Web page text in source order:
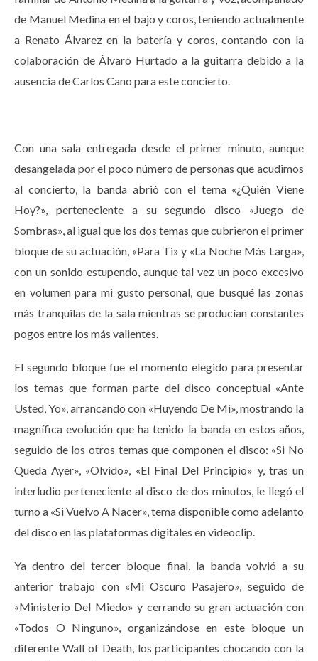
de Manuel Medina en el bajo y coros, teniendo actualmente
a Renato Álvarez en la batería y coros, contando con la
colaboración de Álvaro Hurtado a la guitarra debido a la
ausencia de Carlos Cano para este concierto.
Con una sala entregada desde el primer minuto, aunque
desangelada por el poco número de personas que acudimos
al concierto, la banda abrió con el tema «¿Quién Viene
Hoy?», perteneciente a su segundo disco «Juego de
Sombras», al igual que los dos temas que cubrieron el primer
bloque de su actuación, «Para Ti» y «La Noche Más Larga»,
con un sonido estupendo, aunque tal vez un poco excesivo
en volumen para mi gusto personal, que busqué las zonas
más tranquilas de la sala mientras se producían constantes
pogos entre los más valientes.
El segundo bloque fue el momento elegido para presentar
los temas que forman parte del disco conceptual «Ante
Usted, Yo», arrancando con «Huyendo De Mi», mostrando la
magnífica evolución que ha tenido la banda en estos años,
seguido de los otros temas que componen el disco: «Si No
Queda Ayer», «Olvido», «El Final Del Principio» y, tras un
interludio perteneciente al disco de dos minutos, le llegó el
turno a «Si Vuelvo A Nacer», tema disponible como adelanto
del disco en las plataformas digitales en videoclip.
Ya dentro del tercer bloque final, la banda volvió a su
anterior trabajo con «Mi Oscuro Pasajero», seguido de
«Ministerio Del Miedo» y cerrando su gran actuación con
«Todos O Ninguno», organizándose en este bloque un
diferente Wall of Death, los participantes chocando con la